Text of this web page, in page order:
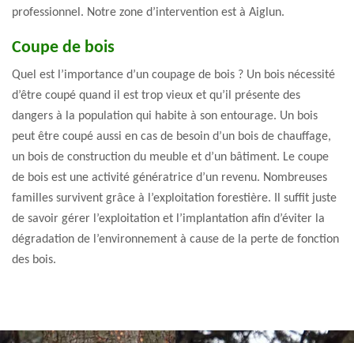
professionnel. Notre zone d’intervention est à Aiglun.
Coupe de bois
Quel est l’importance d’un coupage de bois ? Un bois nécessité
d’être coupé quand il est trop vieux et qu’il présente des
dangers à la population qui habite à son entourage. Un bois
peut être coupé aussi en cas de besoin d’un bois de chauffage,
un bois de construction du meuble et d’un bâtiment. Le coupe
de bois est une activité génératrice d’un revenu. Nombreuses
familles survivent grâce à l’exploitation forestière. Il suffit juste
de savoir gérer l’exploitation et l’implantation afin d’éviter la
dégradation de l’environnement à cause de la perte de fonction
des bois.